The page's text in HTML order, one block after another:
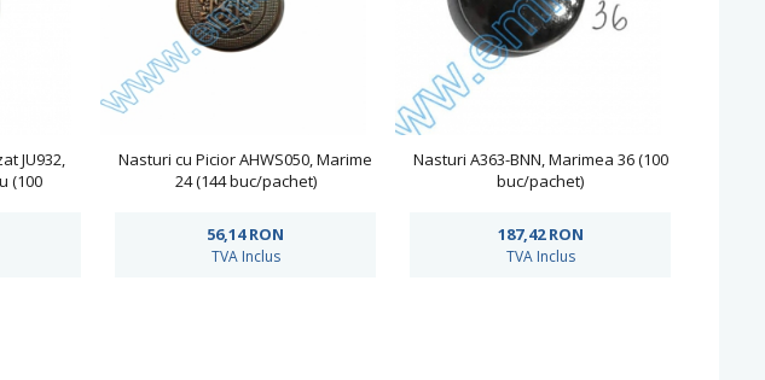
JU932,
(100
Nasturi cu Picior AHWS050, Marime
24 (144 buc/pachet)
56,14RON
TVA Inclus
Nasturi A363-BNN, Marimea 36 (100
buc/pachet)
187,42RON
TVA Inclus